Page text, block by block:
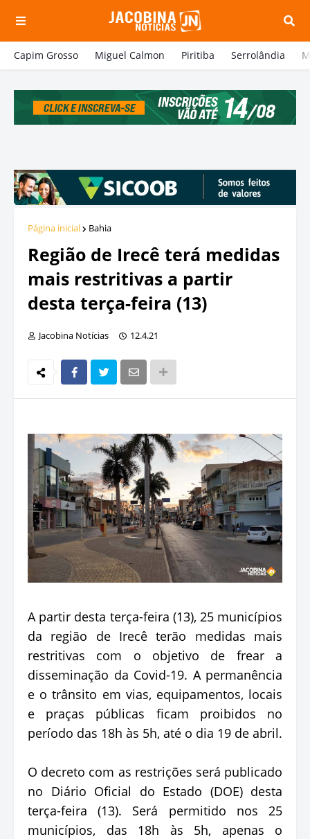
Capim Grosso Miguel Calmon Piritiba Serrolândia
Página inicial Bahia
Região de Irecê terá medidas
mais restritivas a partir
desta terça-feira (13)
Jacobina Notícias 12.4.21
A partir desta terça-feira (13), 25 municípios
da região de Irecê terão medidas mais
restritivas com o objetivo de frear a
disseminação da Covid-19. A permanência
e o trânsito em vias, equipamentos, locais
e praças públicas ficam proibidos no
período das 18h às 5h, até o dia 19 de abril.
O decreto com as restrições será publicado
no Diário Oficial do Estado (DOE) desta
terça-feira (13). Será permitido nos 25
municípios, das 18h às 5h, apenas o